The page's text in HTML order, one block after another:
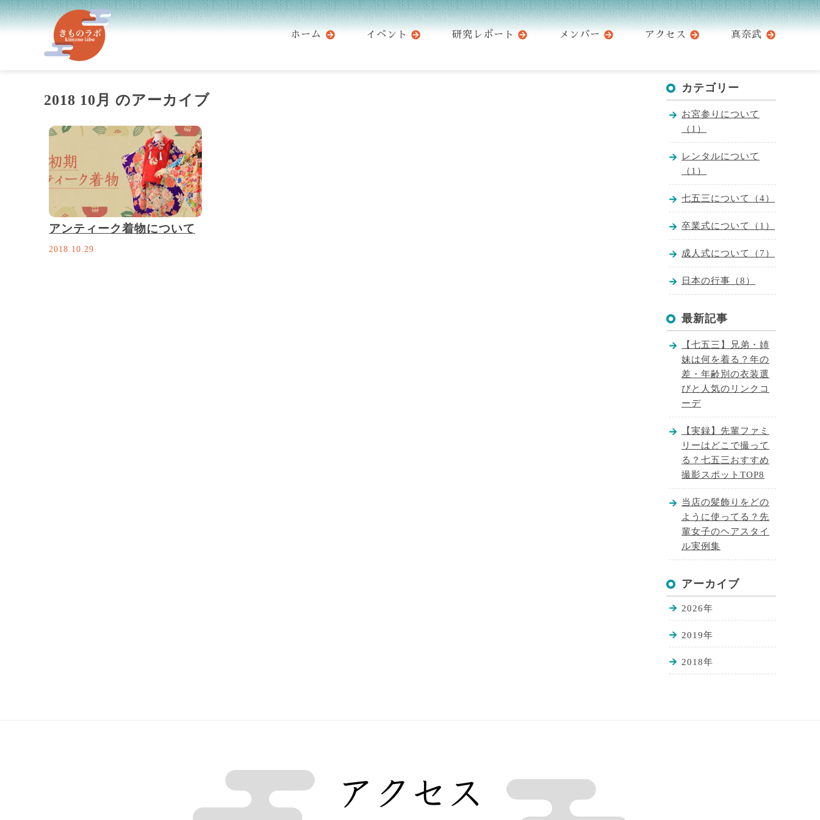
ホーム イベント 研究レポート メンバー アクセス 真奈武
2018 10月 のアーカイブ
アンティーク着物について
2018.10.29
カテゴリー
お宮参りについて
（1）
レンタルについて
（1）
七五三について（4）
卒業式について（1）
成人式について（7）
日本の行事（8）
最新記事
【七五三】兄弟・姉
妹は何を着る？年の
差・年齢別の衣装選
びと人気のリンクコ
ーデ
【実録】先輩ファミ
リーはどこで撮って
る？七五三おすすめ
撮影スポットTOP8
当店の髪飾りをどの
ように使ってる？先
輩女子のヘアスタイ
ル実例集
アーカイブ
2026年
2019年
2018年